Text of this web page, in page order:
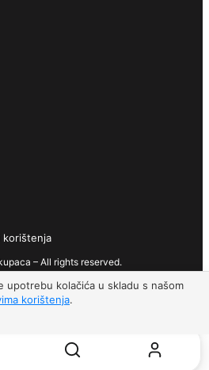
upotrebu kolačića u skladu s našom
korištenja.
korištenja
– All rights reserved.